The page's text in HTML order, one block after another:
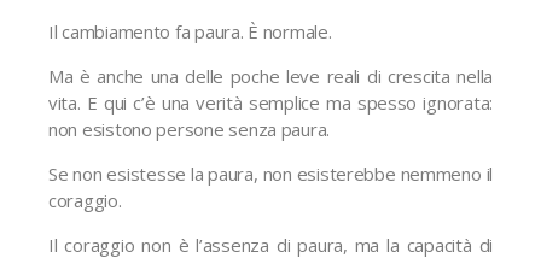
Il cambiamento fa paura. È normale.
Ma è anche una delle poche leve reali di crescita nella
vita. E qui c’è una verità semplice ma spesso ignorata:
non esistono persone senza paura.
Se non esistesse la paura, non esisterebbe nemmeno il
coraggio.
Il coraggio non è l’assenza di paura, ma la capacità di